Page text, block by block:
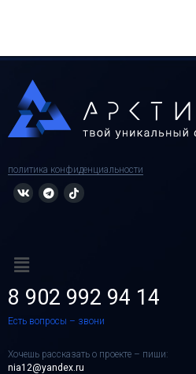
политика конфиденциальности
8 902 992 94 14
Есть вопросы – звони
Хочешь рассказать о проекте – пиши:
nia12@yandex.ru